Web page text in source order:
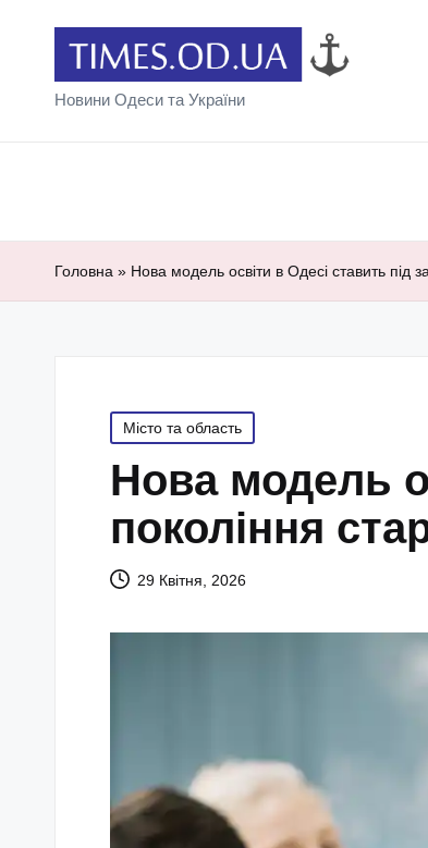
Новини Одеси та України
Головна » Нова модель освіти в Одесі ставить під
Posted
in
Місто та область
Нова модель
покоління
29 Квітня, 2026